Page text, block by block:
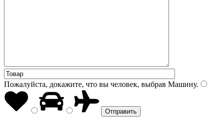
Пожалуйста, докажите, что вы человек, выбрав Машину.